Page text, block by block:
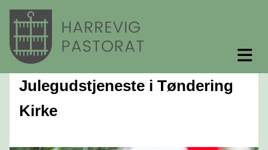
Julegudstjeneste i Tøndering
Kirke